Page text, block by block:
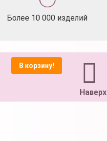
Более 10 000 изделий
В корзину!
Наверх